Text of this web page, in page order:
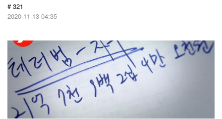
# 321
2020-11-13 04:35